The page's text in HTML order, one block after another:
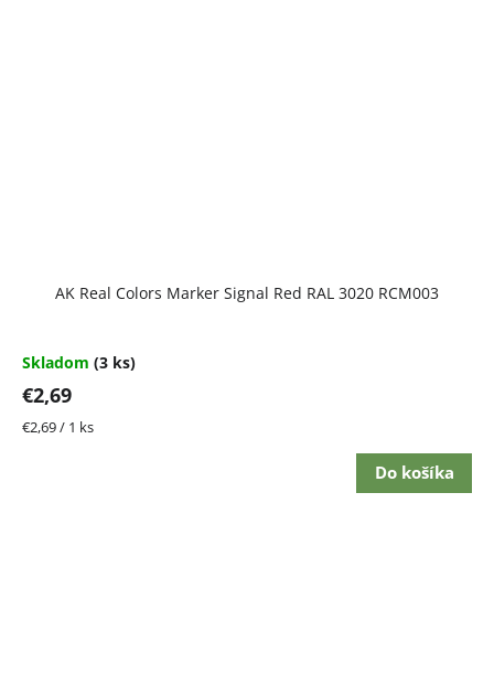
AK Real Colors Marker Signal Red RAL 3020 RCM003
Skladom (3 ks)
€2,69
Jednotková
€2,69 / 1 ks
Do košíka